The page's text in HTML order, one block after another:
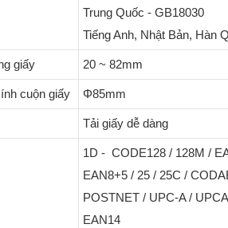
Trung Quốc - GB18030
Tiếng Anh, Nhật Bản, Hàn
giấy 20 ~ 82mm
cuộn giấy Φ85mm
Tải giấy dễ dàng
1D - CODE128 / 128M /
EAN8+5 / 25 / 25C /
POSTNET / UPC-A /
EAN14